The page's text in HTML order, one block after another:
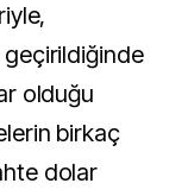
olduğu
birkaç
dolar